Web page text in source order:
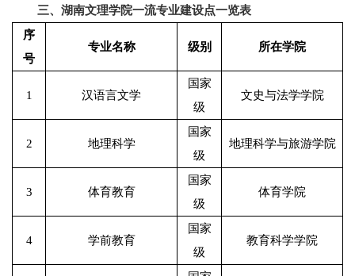
三、湖南文理学院一流专业建设点一览表
序
号
专业名称 级别 所在学院
1 汉语言文学
国家
级
文史与法学学院
2 地理科学
国家
级
地理科学与旅游学院
3 体育教育
国家
级
体育学院
4 学前教育
国家
级
教育科学学院